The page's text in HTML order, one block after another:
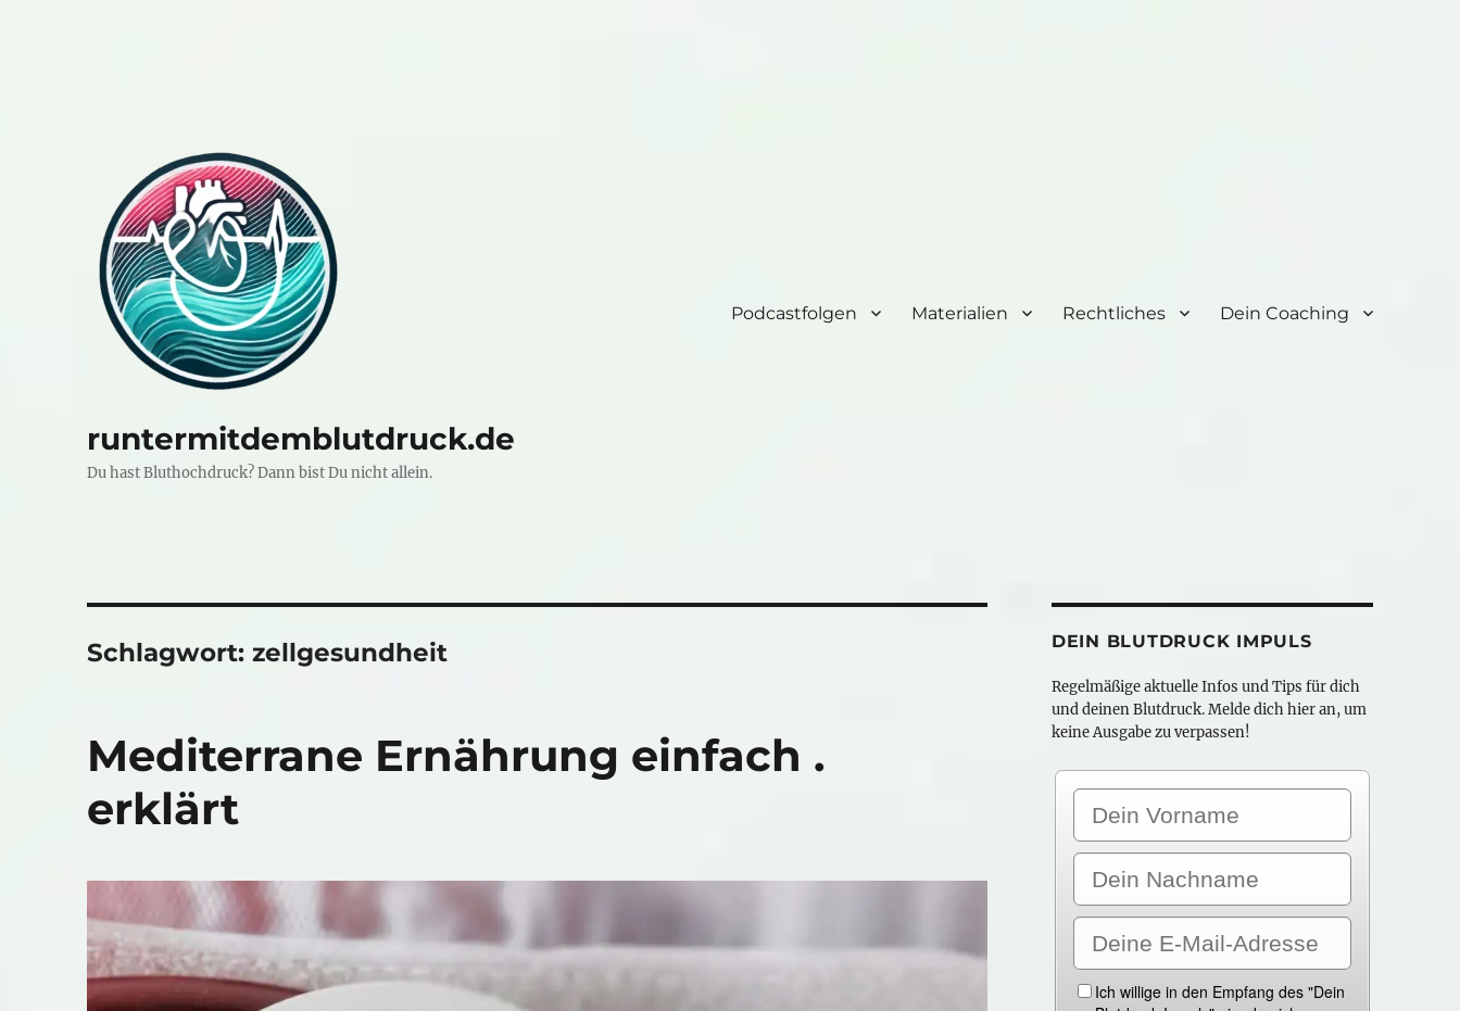
runtermitdemblutdruck.de
Du hast Bluthochdruck? Dann bist Du nicht allein.
Podcastfolgen Materialien Rechtliches Dein Coaching
Schlagwort:zellgesundheit
Mediterrane Ernährung einfach .
erklärt
DEIN BLUTDRUCK IMPULS
Regelmäßige aktuelle Infos und Tips für dich
und deinen Blutdruck. Melde dich hier an, um
keine Ausgabe zu verpassen!